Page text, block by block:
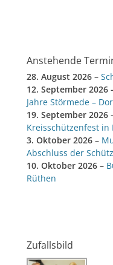
Anstehende
28. August 2026 –
12. September 2026
Jahre Störmede –
19. September 2026
Kreisschützenfest in
3. Oktober 2026 –
Abschluss der
10. Oktober 2026 –
Rüthen
Zufallsbild